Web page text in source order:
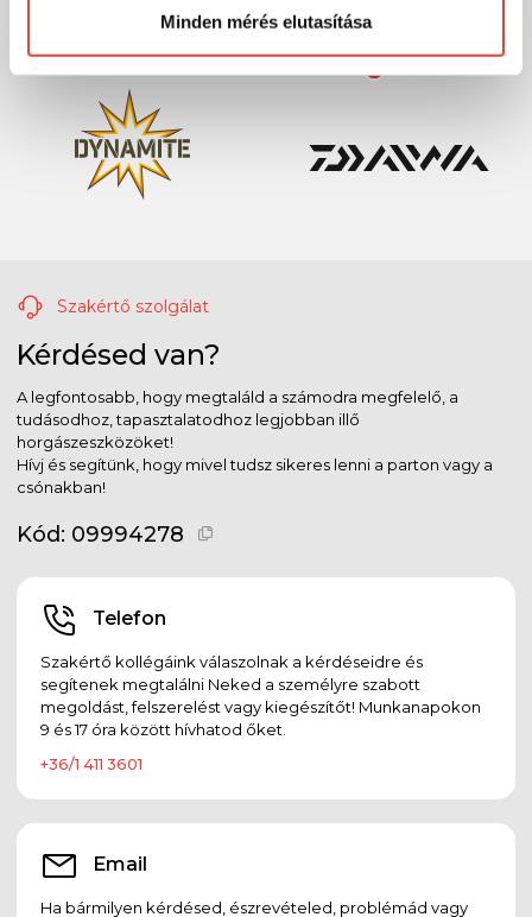
Minden mérés elutasítása
Szakértő szolgálat
Kérdésed van?
A legfontosabb, hogy megtaláld a számodra megfelelő, a
tudásodhoz, tapasztalatodhoz legjobban illő
horgászeszközöket!
Hívj és segítünk, hogy mivel tudsz sikeres lenni a parton vagy a
csónakban!
Kód: 09994278
Telefon
Szakértő kollégáink válaszolnak a kérdéseidre és
segítenek megtalálni Neked a személyre szabott
megoldást, felszerelést vagy kiegészítőt! Munkanapokon
9 és 17 óra között hívhatod őket.
+36/1 411 3601
Email
Ha bármilyen kérdésed, észrevételed, problémád vagy